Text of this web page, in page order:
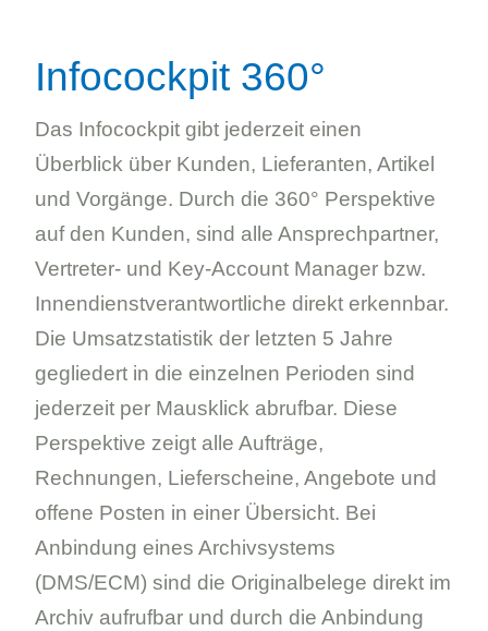
Infocockpit 360°
Das Infocockpit gibt jederzeit einen
Überblick über Kunden, Lieferanten, Artikel
und Vorgänge. Durch die 360° Perspektive
auf den Kunden, sind alle Ansprechpartner,
Vertreter- und Key-Account Manager bzw.
Innendienstverantwortliche direkt erkennbar.
Die Umsatzstatistik der letzten 5 Jahre
gegliedert in die einzelnen Perioden sind
jederzeit per Mausklick abrufbar. Diese
Perspektive zeigt alle Aufträge,
Rechnungen, Lieferscheine, Angebote und
offene Posten in einer Übersicht. Bei
Anbindung eines Archivsystems
(DMS/ECM) sind die Originalbelege direkt im
Archiv aufrufbar und durch die Anbindung